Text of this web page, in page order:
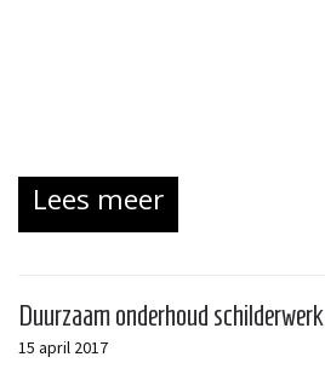
Lees meer
Duurzaam onderhoud schilderwerk
15 april 2017